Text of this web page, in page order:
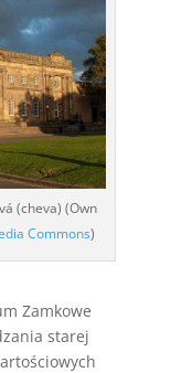
(cheva) (Own
Commons)
Zamkowe
starej